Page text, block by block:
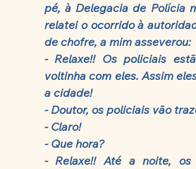
pé, à Delegacia de Polícia
relatei o ocorrido à
de chofre, a mim asseverou:
- Relaxe!! Os policiais
voltinha com eles. Assim
a cidade!
- Doutor, os policiais vão
- Claro!
- Que hora?
- Relaxe!! Até a noite, os